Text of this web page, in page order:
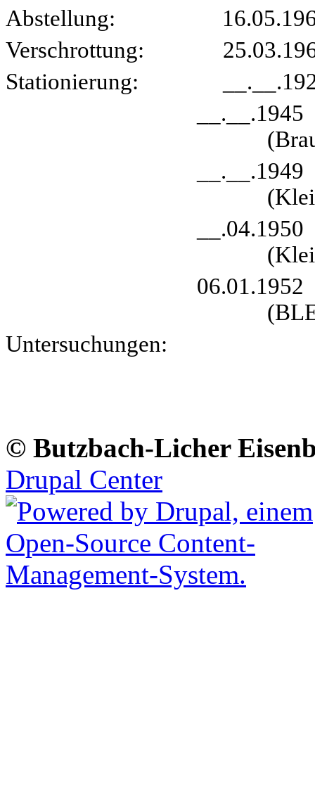
Abstellung:
Verschrottung:
Stationierung:
__.__.1945 -
__.__.1949 -
__.04.1950 -
06.01.1952 -
© Butzbach-Licher
Drupal Center